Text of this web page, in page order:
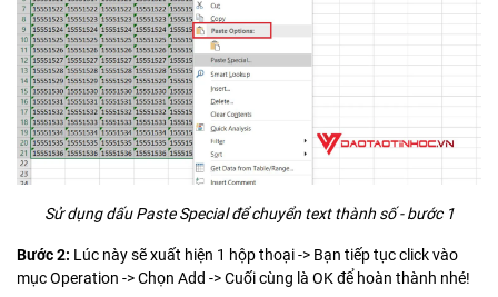
Sử dụng dấu Paste Special để chuyển text thành số - bước 1
Bước 2: Lúc này sẽ xuất hiện 1 hộp thoại -> Bạn tiếp tục click vào
mục Operation -> Chọn Add -> Cuối cùng là OK để hoàn thành nhé!